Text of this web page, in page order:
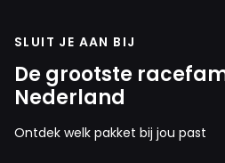
SLUIT JE AAN BIJ
De grootste
Nederland
Ontdek welk pakket bij jou past